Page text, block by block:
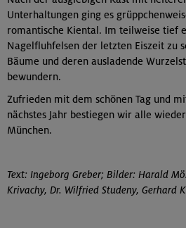
Unterhaltungen ging es
romantische Kiental. Im teilweise tief
Nagelfluhfelsen der letzten Eiszeit zu
Bäume und deren ausladende
bewundern.
Zufrieden mit dem schönen Tag und
nächstes Jahr bestiegen wir alle
München.
Text: Ingeborg Greber; Bilder: Harald
Krivachy, Dr. Wilfried Studeny, Gerhard